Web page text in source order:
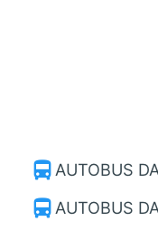
directions_bus AUTOBUS
directions_bus AUTOBUS